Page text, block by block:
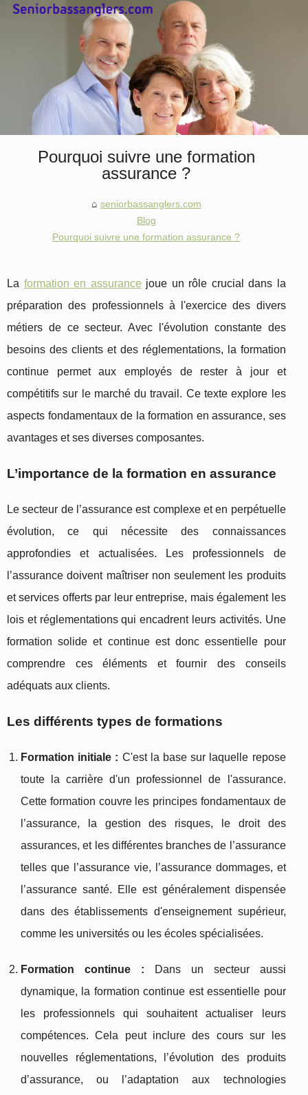
Pourquoi suivre une formation
assurance ?
seniorbassanglers.com
Blog
Pourquoi suivre une formation assurance ?
La formation en assurance joue un rôle crucial dans la
préparation des professionnels à l'exercice des divers
métiers de ce secteur. Avec l'évolution constante des
besoins des clients et des réglementations, la formation
continue permet aux employés de rester à jour et
compétitifs sur le marché du travail. Ce texte explore les
aspects fondamentaux de la formation en assurance, ses
avantages et ses diverses composantes.
L’importance de la formation en assurance
Le secteur de l’assurance est complexe et en perpétuelle
évolution, ce qui nécessite des connaissances
approfondies et actualisées. Les professionnels de
l’assurance doivent maîtriser non seulement les produits
et services offerts par leur entreprise, mais également les
lois et réglementations qui encadrent leurs activités. Une
formation solide et continue est donc essentielle pour
comprendre ces éléments et fournir des conseils
adéquats aux clients.
Les différents types de formations
Formation initiale : C'est la base sur laquelle repose
toute la carrière d'un professionnel de l'assurance.
Cette formation couvre les principes fondamentaux de
l’assurance, la gestion des risques, le droit des
assurances, et les différentes branches de l’assurance
telles que l’assurance vie, l’assurance dommages, et
l’assurance santé. Elle est généralement dispensée
dans des établissements d'enseignement supérieur,
comme les universités ou les écoles spécialisées.
Formation continue : Dans un secteur aussi
dynamique, la formation continue est essentielle pour
les professionnels qui souhaitent actualiser leurs
compétences. Cela peut inclure des cours sur les
nouvelles réglementations, l’évolution des produits
d’assurance, ou l’adaptation aux technologies